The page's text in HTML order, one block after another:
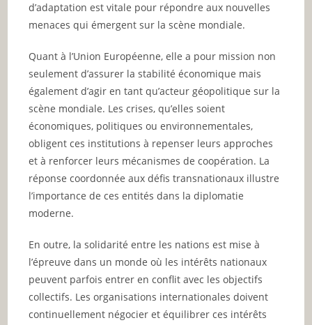
d’adaptation est vitale pour répondre aux nouvelles
menaces qui émergent sur la scène mondiale.
Quant à l’Union Européenne, elle a pour mission non
seulement d’assurer la stabilité économique mais
également d’agir en tant qu’acteur géopolitique sur la
scène mondiale. Les crises, qu’elles soient
économiques, politiques ou environnementales,
obligent ces institutions à repenser leurs approches
et à renforcer leurs mécanismes de coopération. La
réponse coordonnée aux défis transnationaux illustre
l’importance de ces entités dans la diplomatie
moderne.
En outre, la solidarité entre les nations est mise à
l’épreuve dans un monde où les intérêts nationaux
peuvent parfois entrer en conflit avec les objectifs
collectifs. Les organisations internationales doivent
continuellement négocier et équilibrer ces intérêts